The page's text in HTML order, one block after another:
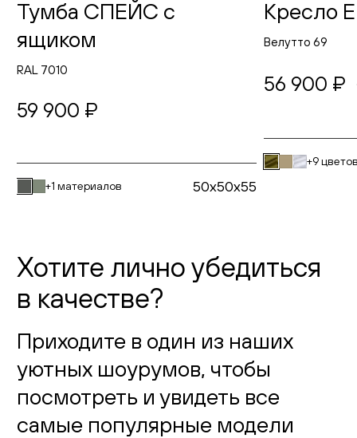
Тумба СПЕЙС с
ящиком
RAL 7010
59 900 ₽
+1 материалов 50x50x55
Кресло
Велутто 69
56 900 ₽
+9
Хотите лично убедиться
в качестве?
Приходите в один из наших
уютных шоурумов, чтобы
посмотреть и увидеть все
самые популярные модели